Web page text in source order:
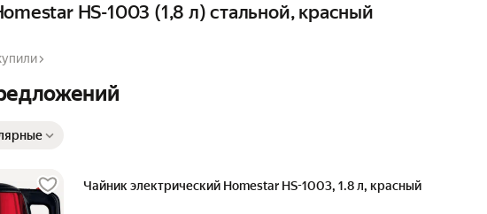
HS-1003 (1,8 л) стальной, красный
Чайник электрический Homestar HS-1003, 1.8 л, красный